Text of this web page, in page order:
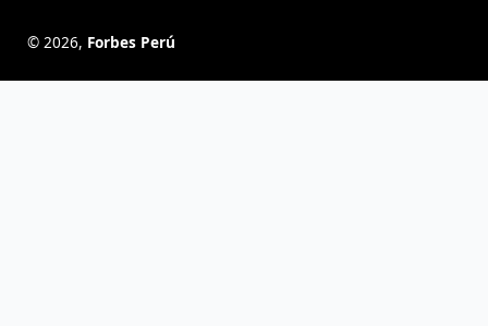
© 2026, Forbes Perú